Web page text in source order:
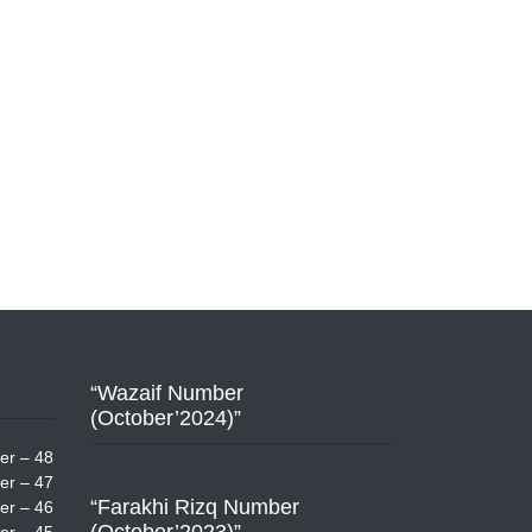
– 48
– 47
– 46
“Wazaif Number
(October’2024)”
“Farakhi Rizq Number